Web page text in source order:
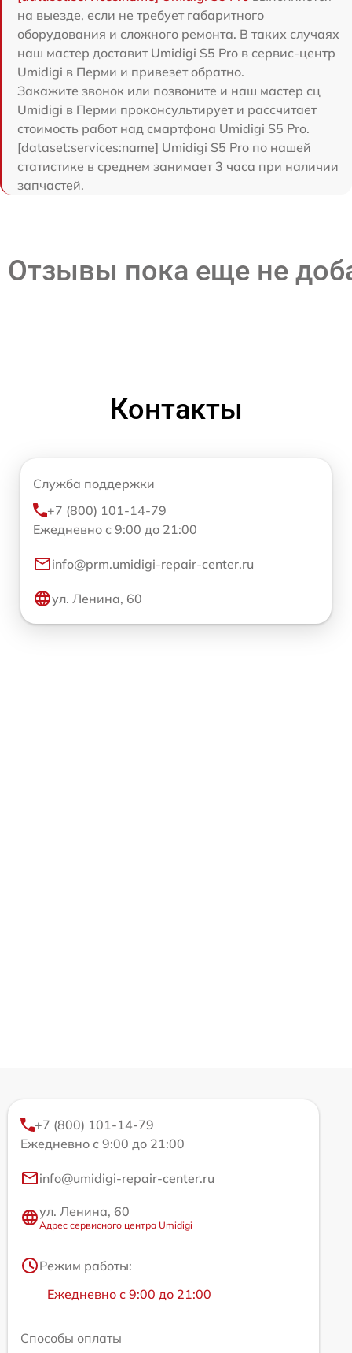
на выезде, если не требует габаритного
оборудования и сложного ремонта. В таких случаях
наш мастер доставит Umidigi S5 Pro в сервис-центр
Umidigi в Перми и привезет обратно.
Закажите звонок или позвоните и наш мастер сц
Umidigi в Перми проконсультирует и рассчитает
стоимость работ над смартфона Umidigi S5 Pro.
[dataset:services:name] Umidigi S5 Pro по нашей
статистике в среднем занимает 3 часа при наличии
запчастей.
Отзывы пока еще не
Контакты
Служба поддержки
+7 (800) 101-14-79
Ежедневно с 9:00 до 21:00
info@prm.umidigi-repair-center.ru
ул. Ленина, 60
+7 (800) 101-14-79
Ежедневно с 9:00 до 21:00
info@umidigi-repair-center.ru
ул. Ленина, 60
Адрес сервисного центра Umidigi
Режим работы:
Ежедневно с 9:00 до 21:00
Способы оплаты